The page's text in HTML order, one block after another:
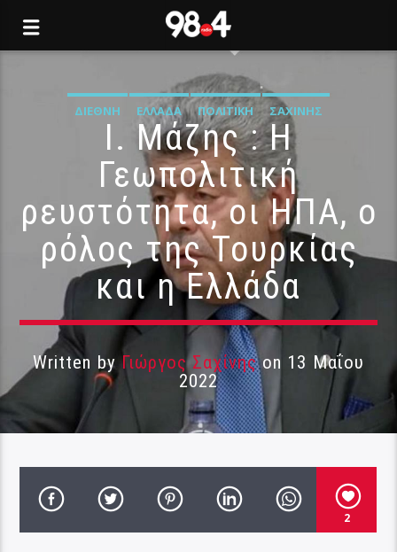
ΔΙΕΘΝΉ ΕΛΛΆΔΑ ΠΟΛΙΤΙΚΉ ΣΑΧΊΝΗΣ
Ι. Μάζης : Η
Γεωπολιτική
ρευστότητα, οι ΗΠΑ, ο
ρόλος της Τουρκίας
και η Ελλάδα
Written byΓιώργος Σαχίνηςon 13 Μαΐου
2022
2